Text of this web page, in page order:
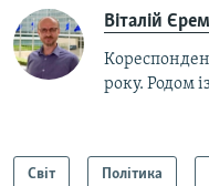
Віталій
року. Родом
Світ Політика